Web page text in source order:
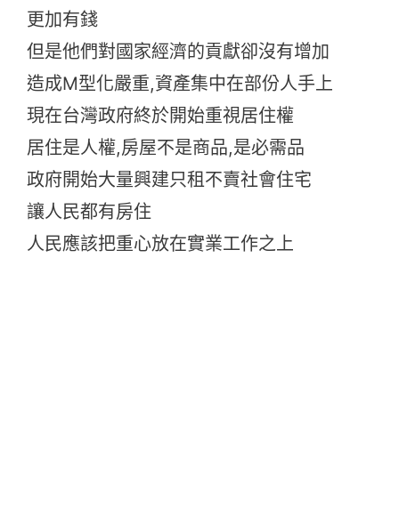
更加有錢
但是他們對國家經濟的貢獻卻沒有增加
造成M型化嚴重,資產集中在部份人手上
現在台灣政府終於開始重視居住權
居住是人權,房屋不是商品,是必需品
政府開始大量興建只租不賣社會住宅
讓人民都有房住
人民應該把重心放在實業工作之上